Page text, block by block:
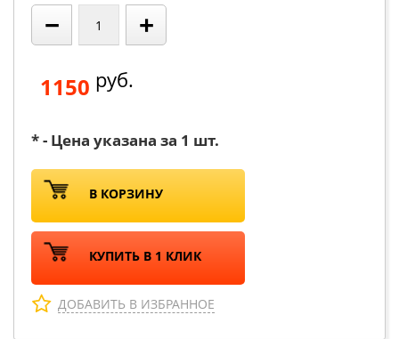
− +
1150 руб.
* - Цена указана за 1 шт.
В КОРЗИНУ
КУПИТЬ В 1 КЛИК
ДОБАВИТЬ В ИЗБРАННОЕ